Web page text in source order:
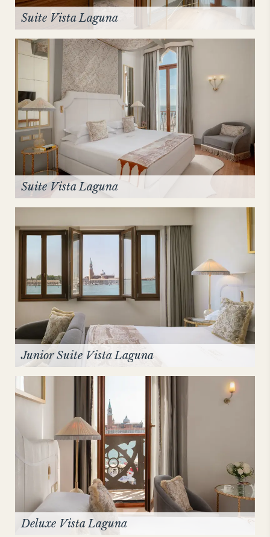
Suite Vista Laguna
Suite Vista Laguna
Junior Suite Vista Laguna
Deluxe Vista Laguna